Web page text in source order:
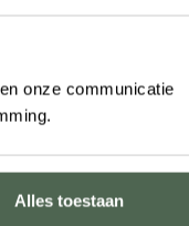
onze communicatie
Alles toestaan